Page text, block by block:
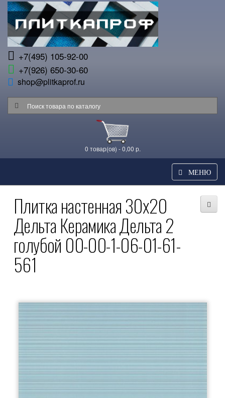
+7(495) 105-92-00
+7(926) 650-30-60
shop@plitkaprof.ru
0 товар(ов) - 0,00 р.
МЕНЮ
Плитка настенная 30x20
Дельта Керамика Дельта 2
голубой 00-00-1-06-01-61-
561